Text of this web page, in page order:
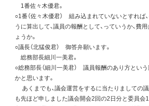
1番佐々木優君。
○1番（佐々木優君） 組み込まれていないとすれば
うに算出して、議員の報酬として、っていうか、費
ょうか。
○議長（北猛俊君） 御答弁願います。
総務部長細川一美君。
○総務部長（細川一美君） 議員報酬のあり方とい
かと思います。
あくまでも、議会運営をするに当たりましての
も先ほど申しました議会開会2回の2日分と委員会